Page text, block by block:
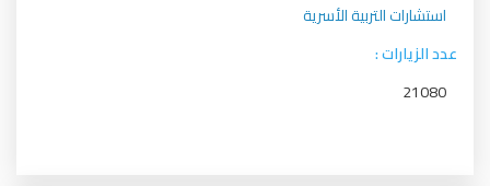
استشارات التربية الأسرية
عدد الزيارات :
21080